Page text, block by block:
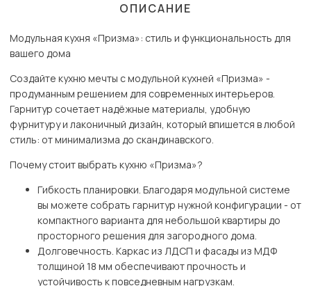
ОПИСАНИЕ
Модульная кухня «Призма»: стиль и функциональность для
вашего дома
Создайте кухню мечты с модульной кухней «Призма» -
продуманным решением для современных интерьеров.
Гарнитур сочетает надёжные материалы, удобную
фурнитуру и лаконичный дизайн, который впишется в любой
стиль: от минимализма до скандинавского.
Почему стоит выбрать кухню «Призма»?
Гибкость планировки. Благодаря модульной системе
вы можете собрать гарнитур нужной конфигурации - от
компактного варианта для небольшой квартиры до
просторного решения для загородного дома.
Долговечность. Каркас из ЛДСП и фасады из МДФ
толщиной 18 мм обеспечивают прочность и
устойчивость к повседневным нагрузкам.